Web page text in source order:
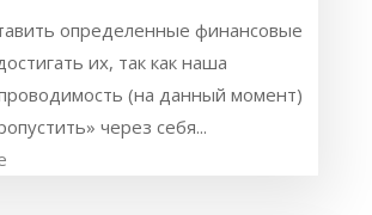
определенные финансовые
их, так как наша
(на данный момент)
через себя...